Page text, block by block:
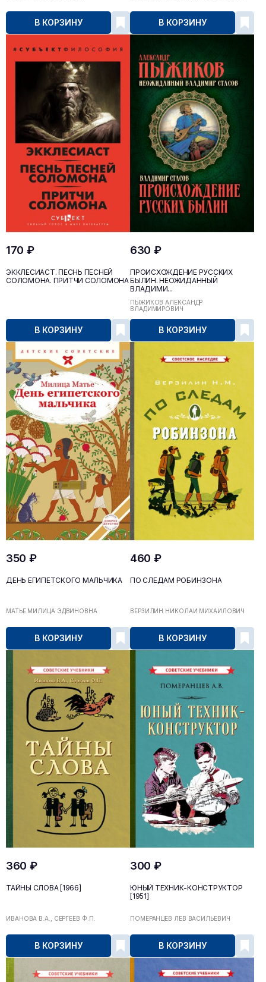
В КОРЗИНУ В КОРЗИНУ
170 ₽
ЭККЛЕСИАСТ. ПЕСНЬ ПЕСНЕЙ
СОЛОМОНА. ПРИТЧИ СОЛОМОНА
В КОРЗИНУ
630 ₽
ПРОИСХОЖДЕНИЕ РУССКИХ
БЫЛИН. НЕОЖИДАННЫЙ
ВЛАДИМИ...
ПЫЖИКОВ АЛЕКСАНДР
ВЛАДИМИРОВИЧ
В КОРЗИНУ
350 ₽
ДЕНЬ ЕГИПЕТСКОГО МАЛЬЧИКА
МАТЬЕ МИЛИЦА ЭДВИНОВНА
В КОРЗИНУ
460 ₽
ПО СЛЕДАМ РОБИНЗОНА
ВЕРЗИЛИН НИКОЛАЙ МИХАЙЛОВИЧ
В КОРЗИНУ
360 ₽
ТАЙНЫ СЛОВА [1966]
ИВАНОВА В.А., СЕРГЕЕВ Ф.П.
В КОРЗИНУ
300 ₽
ЮНЫЙ ТЕХНИК-КОНСТРУКТОР
[1951]
ПОМЕРАНЦЕВ ЛЕВ ВАСИЛЬЕВИЧ
В КОРЗИНУ